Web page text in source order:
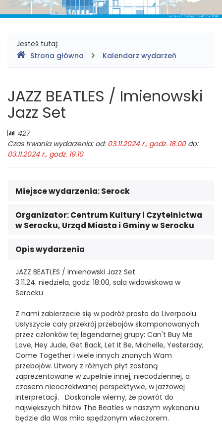
Gdzie
jesteśmy
Jesteś tutaj:
Strona główna
Kalendarz wydarzeń
JAZZ BEATLES / Imienowski
Jazz Set
Liczba
odwiedzających:
427
Czas trwania wydarzenia: od: 03.11.2024 r., godz. 18.00do:
03.11.2024 r., godz. 19.10
Miejsce wydarzenia:Serock
Organizator:Centrum Kultury i Czytelnictwa
w Serocku, Urząd Miasta i Gminy w Serocku
Opis wydarzenia
JAZZ BEATLES / Imienowski Jazz Set
3.11.24. niedziela, godz: 18:00, sala widowiskowa w
Serocku
Z nami zabierzecie się w podróż prosto do Liverpoolu.
Usłyszycie cały przekrój przebojów skomponowanych
przez członków tej legendarnej grupy: Can't Buy Me
Love, Hey Jude, Get Back, Let It Be, Michelle, Yesterday,
Come Together i wiele innych znanych Wam
przebojów. Utwory z różnych płyt zostaną
zaprezentowane w zupełnie innej, niecodziennej, a
czasem nieoczekiwanej perspektywie, w jazzowej
interpretacji. Doskonale wiemy, że powrót do
największych hitów The Beatles w naszym wykonaniu
będzie dla Was miło spędzonym wieczorem.